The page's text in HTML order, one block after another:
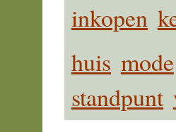
inkopen
huis mode
standpunt